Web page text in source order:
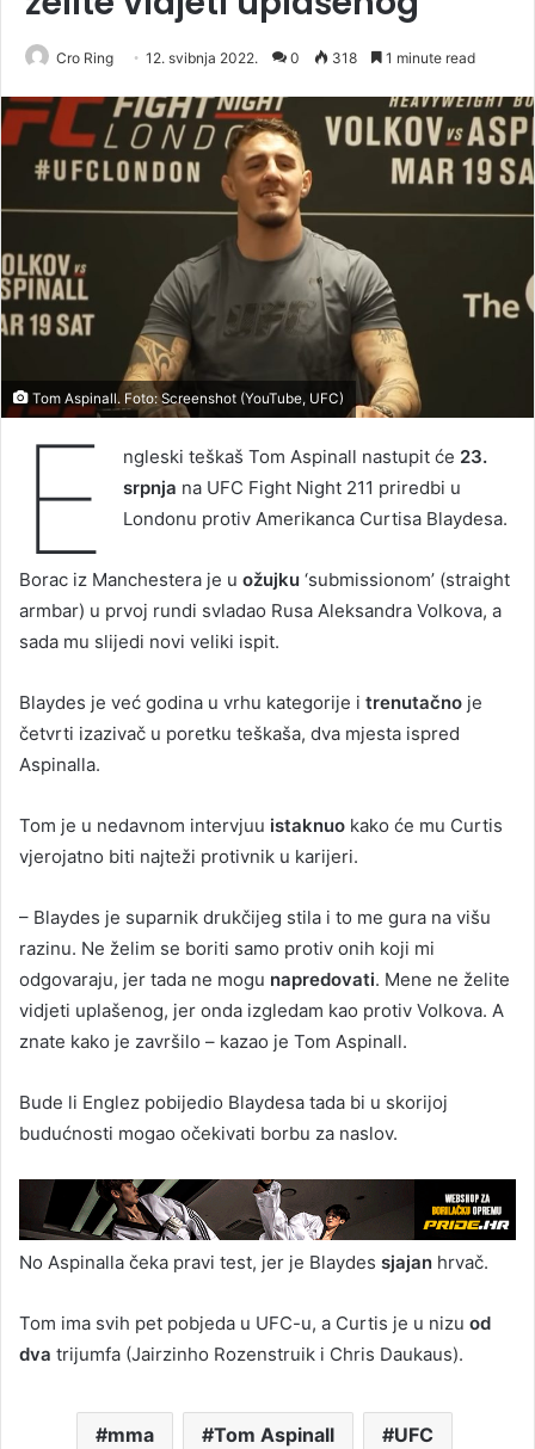
Cro Ring 12. svibnja 2022. 0 318 1 minute read
Tom Aspinall. Foto: Screenshot (YouTube, UFC)
E ngleski teškaš Tom Aspinall nastupit će 23.
srpnja na UFC Fight Night 211 priredbi u
Londonu protiv Amerikanca Curtisa Blaydesa.
Borac iz Manchestera je u ožujku ‘submissionom’ (straight
armbar) u prvoj rundi svladao Rusa Aleksandra Volkova, a
sada mu slijedi novi veliki ispit.
Blaydes je već godina u vrhu kategorije i trenutačno je
četvrti izazivač u poretku teškaša, dva mjesta ispred
Aspinalla.
Tom je u nedavnom intervjuu istaknuo kako će mu Curtis
vjerojatno biti najteži protivnik u karijeri.
– Blaydes je suparnik drukčijeg stila i to me gura na višu
razinu. Ne želim se boriti samo protiv onih koji mi
odgovaraju, jer tada ne mogu napredovati. Mene ne želite
vidjeti uplašenog, jer onda izgledam kao protiv Volkova. A
znate kako je završilo – kazao je Tom Aspinall.
Bude li Englez pobijedio Blaydesa tada bi u skorijoj
budućnosti mogao očekivati borbu za naslov.
No Aspinalla čeka pravi test, jer je Blaydes sjajan hrvač.
Tom ima svih pet pobjeda u UFC-u, a Curtis je u nizu od
dva trijumfa (Jairzinho Rozenstruik i Chris Daukaus).
mma Tom Aspinall UFC